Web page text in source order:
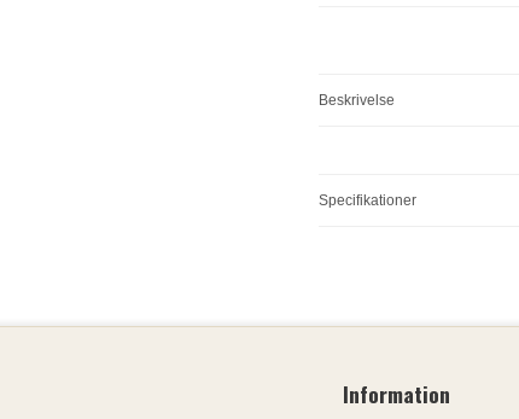
Beskrivelse
Specifikationer
Information